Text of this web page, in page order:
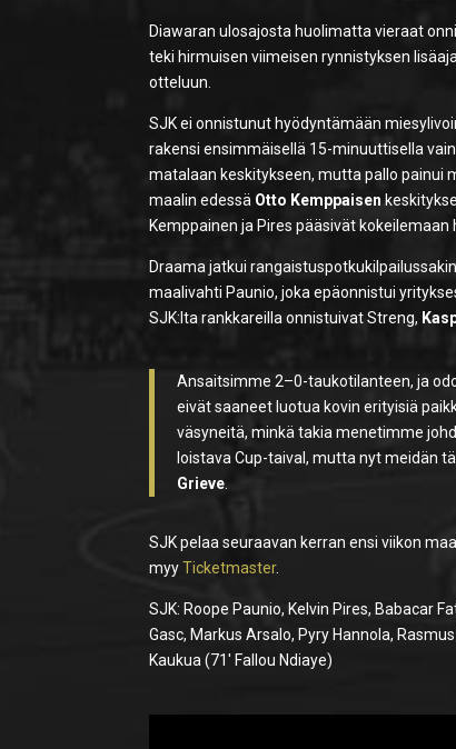
Diawaran ulosajosta huolimatta vieraat
teki hirmuisen viimeisen rynnistyksen
otteluun.
SJK ei onnistunut hyödyntämään
rakensi ensimmäisellä 15-minuuttisella
matalaan keskitykseen, mutta pallo painui
maalin edessä Otto Kemppaisen
Kemppainen ja Pires pääsivät
Draama jatkui
maalivahti Paunio, joka epäonnistui
SJK:lta rankkareilla onnistuivat Streng,
Ansaitsimme 2–0-taukotilanteen, ja
eivät saaneet luotua kovin erityisiä
väsyneitä, minkä takia menetimme
loistava Cup-taival, mutta nyt meidän
Grieve
SJK pelaa seuraavan kerran ensi viikon
myyTicketmaster.
SJK: Roope Paunio, Kelvin Pires, Babacar
Gasc, Markus Arsalo, Pyry Hannola,
Kaukua (71′ Fallou Ndiaye)